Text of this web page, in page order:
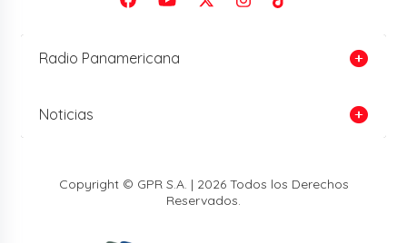
Radio Panamericana
Noticias
Copyright © GPR S.A. | 2026 Todos los Derechos
Reservados.